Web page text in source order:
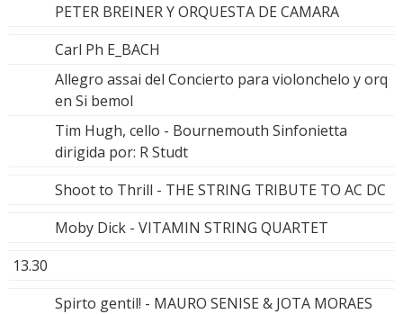
PETER BREINER Y ORQUESTA DE CAMARA
Carl Ph E_BACH
Allegro assai del Concierto para violonchelo y orq
en Si bemol
Tim Hugh, cello - Bournemouth Sinfonietta
dirigida por: R Studt
Shoot to Thrill - THE STRING TRIBUTE TO AC DC
Moby Dick - VITAMIN STRING QUARTET
13.30
Spirto gentil! - MAURO SENISE & JOTA MORAES